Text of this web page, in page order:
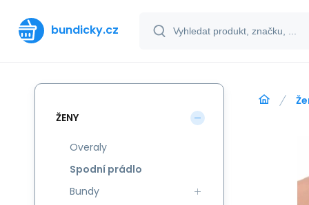
bundicky.cz
ŽENY
Overaly
Spodní prádlo
Bundy